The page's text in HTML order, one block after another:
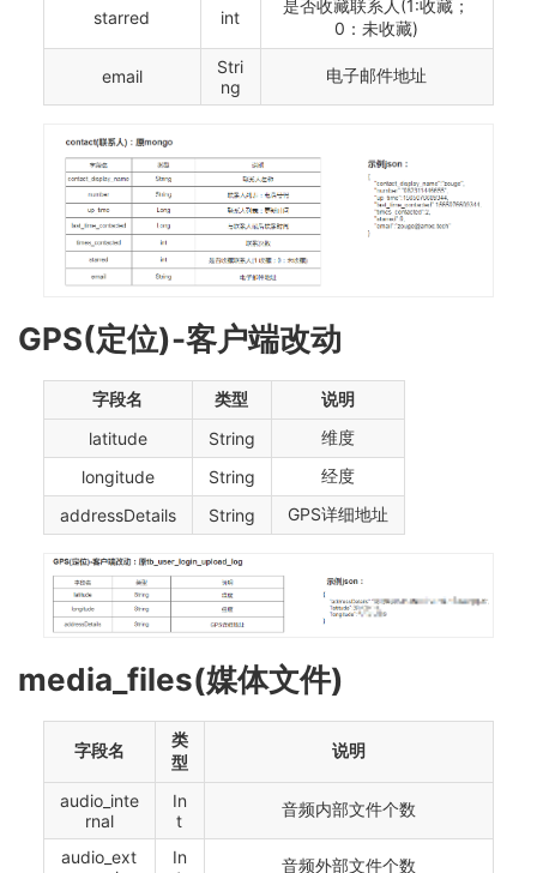
starred int
是否收藏联系人(1:收藏；
0：未收藏)
email
Stri
ng
电子邮件地址
GPS(定位)-客户端改动
字段名 类型
说明
latitude
String
维度
longitude
String
经度
addressDetails
String GPS详细地址
media_files(媒体文件)
字段名
类
型
说明
audio_inte
rnal
In
t
音频内部文件个数
audio_ext
In
音频外部文件个数